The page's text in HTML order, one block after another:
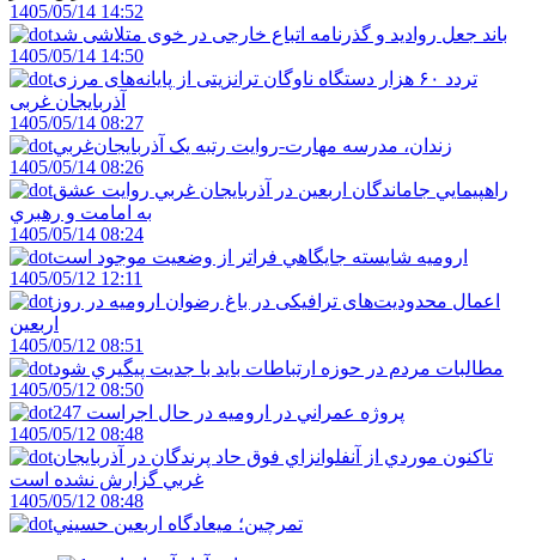
1405/05/14 14:52
باند جعل روادید و گذرنامه اتباع خارجی در خوی متلاشی شد
1405/05/14 14:50
تردد ۶۰ هزار دستگاه ناوگان ترانزیتی از پایانه‌های مرزی
آذربایجان ‌غربی
1405/05/14 08:27
زندان، مدرسه مهارت-روايت رتبه يک آذربايجان‌غربي
1405/05/14 08:26
راهپيمايي جاماندگان اربعين در آذربايجان غربي روايت عشق
به امامت و رهبري
1405/05/14 08:24
اروميه شايسته جايگاهي فراتر از وضعيت موجود است
1405/05/12 12:11
اعمال محدودیت‌های ترافیکی در باغ رضوان ارومیه در روز
اربعین
1405/05/12 08:51
مطالبات مردم در حوزه ارتباطات بايد با جديت پيگيري شود
1405/05/12 08:50
247 پروژه عمراني در اروميه در حال اجراست
1405/05/12 08:48
تاکنون موردي از آنفلوانزاي فوق حاد پرندگان در آذربايجان
غربي گزارش نشده است
1405/05/12 08:48
تمرچين؛ ميعادگاه اربعين حسيني